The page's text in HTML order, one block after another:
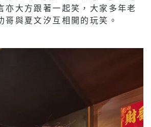
亦大方跟著一起笑，大家多年老
哥與夏文汐互相開的玩笑。